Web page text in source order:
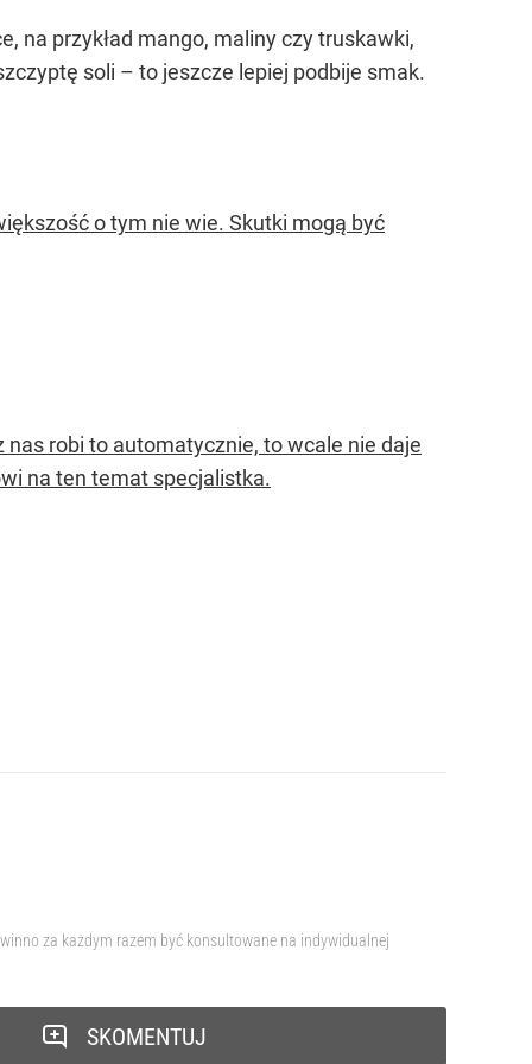
na przykład mango, maliny czy truskawki,
soli – to jeszcze lepiej podbije smak.
o tym nie wie. Skutki mogą być
robi to automatycznie, to wcale nie daje
na ten temat specjalistka.
za każdym razem być konsultowane na indywidualnej
SKOMENTUJ